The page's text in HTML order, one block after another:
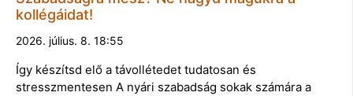
kollégáidat!
2026. július. 8. 18:55
Így készítsd elő a távollétedet tudatosan és
stresszmentesen A nyári szabadság sokak számára a